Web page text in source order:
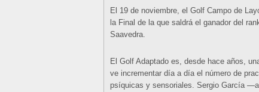
El 19 de noviembre, el Golf Campo de
la Final de la que saldrá el ganador del
Saavedra.
El Golf Adaptado es, desde hace años,
ve incrementar día a día el número de
psíquicas y sensoriales. Sergio García